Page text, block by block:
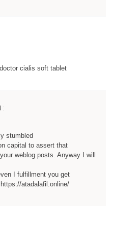
cialis soft tablet
:
stumbled
capital to assert that
weblog posts. Anyway I will
I fulfillment you get
atadalafil.online/